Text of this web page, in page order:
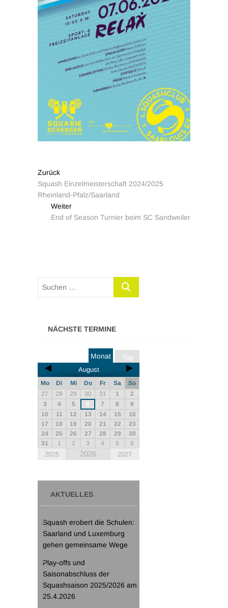
Zurück
Squash Einzelmeisterschaft 2024/2025
Rheinland-Pfalz/Saarland
Weiter
End of Season Turnier beim SC Sandweiler
NÄCHSTE TERMINE
Tag
Monat
August
Mo Di Mi Do Fr Sa
So
27
28 29 30 31 1
2
3
4 5 6 7 8
9
10
11 12 13 14 15
16
17
18 19 20 21 22
23
24
25 26 27 28 29
30
31
1 2 3 4 5 6
2025 2026 2027
AKTUELLES
Squash erobert die Schulen:
Saarland und Luxemburg
gehen gemeinsame Wege
Play-offs und
Saisonabschluss der
Squashsaison 2025/2026 am
25.4.2026